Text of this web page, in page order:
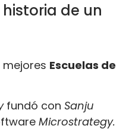
de un
mejores Escuelas de
fundó con Sanju
Microstrategy.